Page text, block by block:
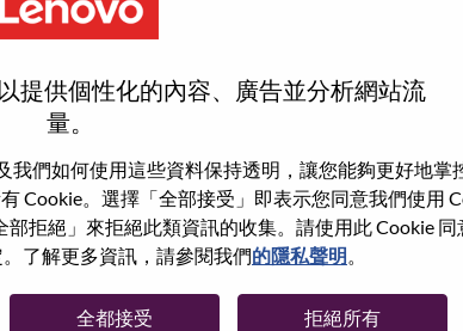
提供個性化的內容、廣告並分析網站流
量。
們如何使用這些資料保持透明，讓您能夠更好地掌
Cookie。選擇「全部接受」即表示您同意我們使用
拒絕」來拒絕此類資訊的收集。請使用此 Cookie 同
了解更多資訊，請參閱我們的隱私聲明。
全都接受 拒絕所有
our customers.
#153 in the Fortune Global
on a bold vision to deliver
largest PC company with a full-
AI Application
AI Application
Petaling Jaya,
AI Application